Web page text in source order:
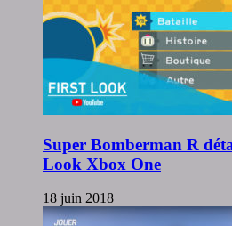
Super Bomberman R
Look Xbox One
18 juin 2018